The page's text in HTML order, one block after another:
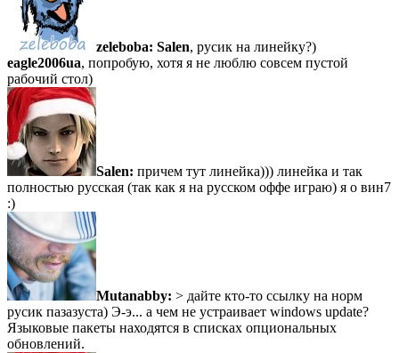
zeleboba: Salen, русик на линейку?)
eagle2006ua, попробую, хотя я не люблю совсем пустой
рабочий стол)
Salen: причем тут линейка))) линейка и так
полностью русская (так как я на русском оффе играю) я о вин7
:)
Mutanabby: > дайте кто-то ссылку на норм
русик пазазуста) Э-э... а чем не устраивает windows update?
Языковые пакеты находятся в списках опциональных
обновлений.